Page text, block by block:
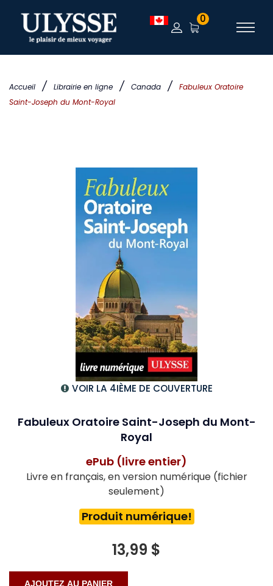
Accueil / Librairie en ligne / Canada /
Fabuleux Oratoire
Saint-Joseph du Mont-Royal
0
VOIR LA 4IÈME DE COUVERTURE
Fabuleux Oratoire Saint-Joseph du Mont-
Royal
ePub (livre entier)
Livre en français, en version numérique (fichier
seulement)
Produit numérique!
13,99 $